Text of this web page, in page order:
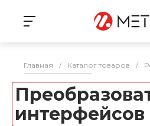
Главная / Каталог товаров /
интерфейсов